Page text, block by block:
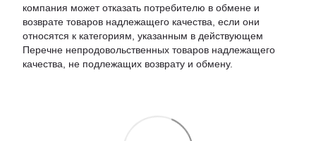
компания может отказать потребителю в обмене и
возврате товаров надлежащего качества, если они
относятся к категориям, указанным в действующем
Перечне непродовольственных товаров надлежащего
качества, не подлежащих возврату и обмену.